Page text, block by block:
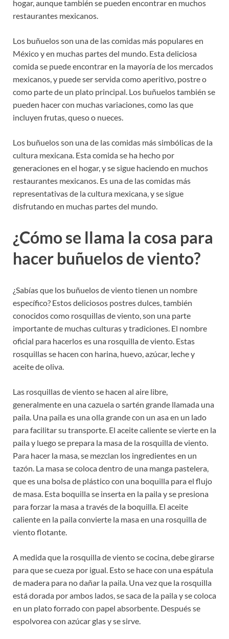
hogar, aunque también se pueden encontrar en muchos
restaurantes mexicanos.
Los buñuelos son una de las comidas más populares en
México y en muchas partes del mundo. Esta deliciosa
comida se puede encontrar en la mayoría de los mercados
mexicanos, y puede ser servida como aperitivo, postre o
como parte de un plato principal. Los buñuelos también se
pueden hacer con muchas variaciones, como las que
incluyen frutas, queso o nueces.
Los buñuelos son una de las comidas más simbólicas de la
cultura mexicana. Esta comida se ha hecho por
generaciones en el hogar, y se sigue haciendo en muchos
restaurantes mexicanos. Es una de las comidas más
representativas de la cultura mexicana, y se sigue
disfrutando en muchas partes del mundo.
¿Cómo se llama la cosa para
hacer buñuelos de viento?
¿Sabías que los buñuelos de viento tienen un nombre
específico? Estos deliciosos postres dulces, también
conocidos como rosquillas de viento, son una parte
importante de muchas culturas y tradiciones. El nombre
oficial para hacerlos es una rosquilla de viento. Estas
rosquillas se hacen con harina, huevo, azúcar, leche y
aceite de oliva.
Las rosquillas de viento se hacen al aire libre,
generalmente en una cazuela o sartén grande llamada una
paila. Una paila es una olla grande con un asa en un lado
para facilitar su transporte. El aceite caliente se vierte en la
paila y luego se prepara la masa de la rosquilla de viento.
Para hacer la masa, se mezclan los ingredientes en un
tazón. La masa se coloca dentro de una manga pastelera,
que es una bolsa de plástico con una boquilla para el flujo
de masa. Esta boquilla se inserta en la paila y se presiona
para forzar la masa a través de la boquilla. El aceite
caliente en la paila convierte la masa en una rosquilla de
viento flotante.
A medida que la rosquilla de viento se cocina, debe girarse
para que se cueza por igual. Esto se hace con una espátula
de madera para no dañar la paila. Una vez que la rosquilla
está dorada por ambos lados, se saca de la paila y se coloca
en un plato forrado con papel absorbente. Después se
espolvorea con azúcar glas y se sirve.